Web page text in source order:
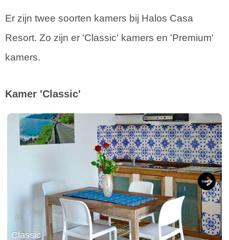
Er zijn twee soorten kamers bij Halos Casa
Resort. Zo zijn er 'Classic' kamers en 'Premium'
kamers.
Kamer 'Classic'
Classic
Next